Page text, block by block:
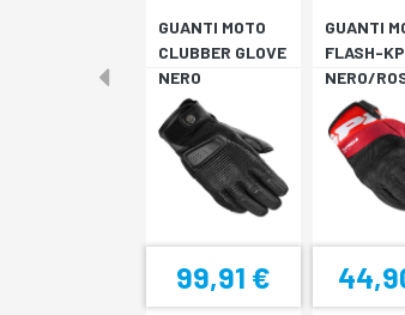
GUANTI MOTO
CLUBBER GLOVE
NERO
99,91 €
GUANTI
FLASH-KP
NERO/